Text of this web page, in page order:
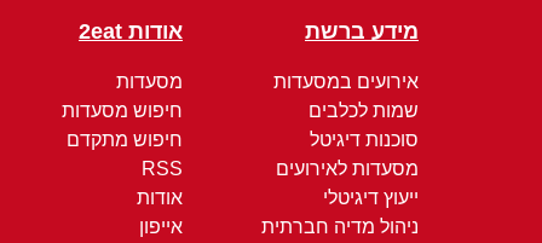
מידע ברשת
אירועים במסעדות
שמות לכלבים
סוכנות דיגיטל
מסעדות לאירועים
ייעוץ דיגיטלי
ניהול מדיה חברתית
אודות 2eat
מסעדות
חיפוש מסעדות
חיפוש מתקדם
RSS
אודות
אייפון